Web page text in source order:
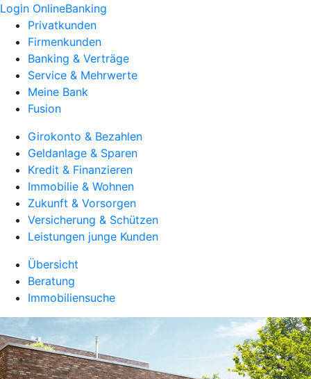
Login OnlineBanking
Privatkunden
Firmenkunden
Banking & Verträge
Service & Mehrwerte
Meine Bank
Fusion
Girokonto & Bezahlen
Geldanlage & Sparen
Kredit & Finanzieren
Immobilie & Wohnen
Zukunft & Vorsorgen
Versicherung & Schützen
Leistungen junge Kunden
Übersicht
Beratung
Immobiliensuche